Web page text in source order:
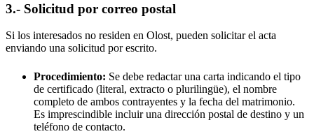
3.- Solicitud por correo postal
Si los interesados no residen en Olost, pueden solicitar el acta
enviando una solicitud por escrito.
Procedimiento: Se debe redactar una carta indicando el tipo
de certificado (literal, extracto o plurilingüe), el nombre
completo de ambos contrayentes y la fecha del matrimonio.
Es imprescindible incluir una dirección postal de destino y un
teléfono de contacto.